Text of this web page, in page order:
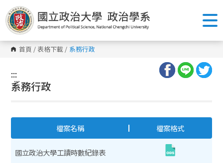
跳
到
主
要
內
容
區 首頁 / 表格下載 / 系務行政
:::
:::
系務行政
檔案名稱 檔案格式
國立政治大學工讀時數紀錄表